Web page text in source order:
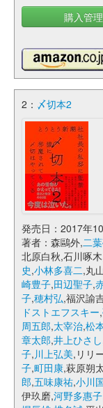
購入管理
2： 〆切本2
発売日：2017年
著者：森鷗外,二
北原白秋,石川啄
史,小林多喜二,丸
崎豊子,田辺聖子,
子,穂村弘,福沢諭
ドストエフスキー,
周五郎,太宰治,松
章太郎,井上ひさし
子,川上弘美,リリ
子,町田康,萩原朔
郎,五味康祐,小川
伊玖磨,河野多惠子